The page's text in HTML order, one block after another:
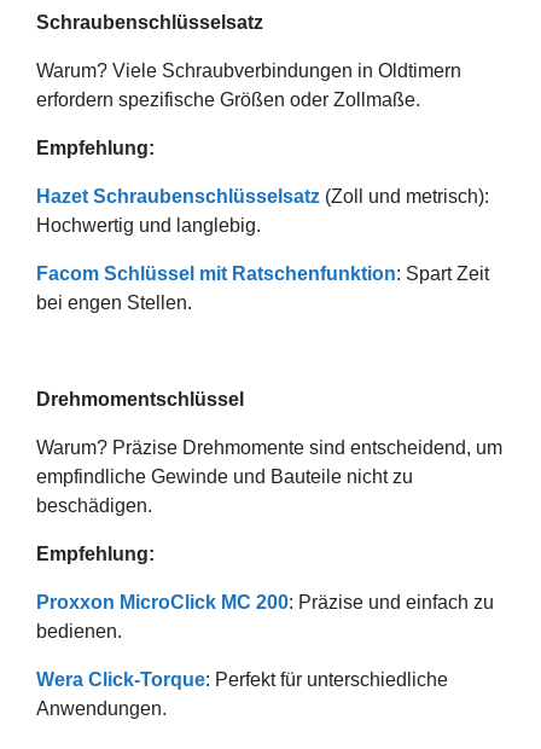
Schraubenschlüsselsatz
Warum? Viele Schraubverbindungen in Oldtimern
erfordern spezifische Größen oder Zollmaße.
Empfehlung:
Hazet Schraubenschlüsselsatz (Zoll und metrisch):
Hochwertig und langlebig.
Facom Schlüssel mit Ratschenfunktion: Spart Zeit
bei engen Stellen.
Drehmomentschlüssel
Warum? Präzise Drehmomente sind entscheidend, um
empfindliche Gewinde und Bauteile nicht zu
beschädigen.
Empfehlung:
Proxxon MicroClick MC 200: Präzise und einfach zu
bedienen.
Wera Click-Torque: Perfekt für unterschiedliche
Anwendungen.